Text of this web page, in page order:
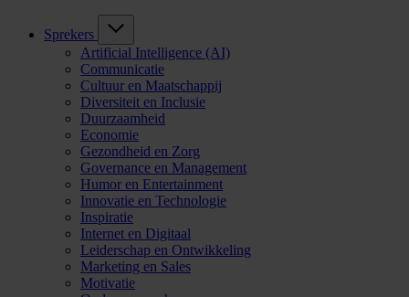
Sprekers
Artificial Intelligence (AI)
Communicatie
Cultuur en Maatschappij
Diversiteit en Inclusie
Duurzaamheid
Economie
Gezondheid en Zorg
Governance en Management
Humor en Entertainment
Innovatie en Technologie
Inspiratie
Internet en Digitaal
Leiderschap en Ontwikkeling
Marketing en Sales
Motivatie